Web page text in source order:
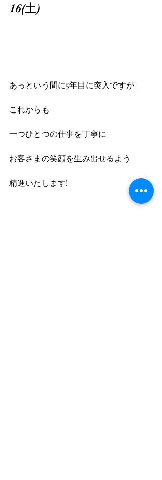
16(土)
あっという間に5年目に突入ですが
これからも
一つひとつの仕事を丁寧に
お客さまの笑顔を生み出せるよう
精進いたします!